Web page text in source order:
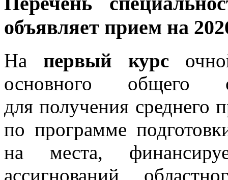
объявляет прием на
На первый курс
основного общего
для получения среднего
по программе
на места,
ассигнований